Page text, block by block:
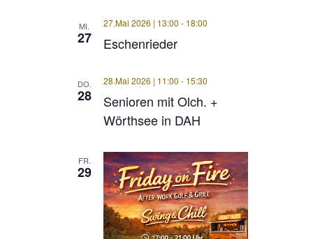
MI.
27 Eschenrieder
27.Mai 2026 | 13:00 - 18:00
DO.
28
Senioren mit Olch. +
Wörthsee in DAH
28.Mai 2026 | 11:00 - 15:30
FR.
29